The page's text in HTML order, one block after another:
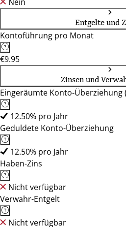
Entgelte und
Kontoführung pro Monat
€9.95
Zinsen und
Eingeräumte Konto-Überziehung
12.50% pro Jahr
Geduldete Konto-Überziehung
12.50% pro Jahr
Haben-Zins
Nicht verfügbar
Verwahr-Entgelt
Nicht verfügbar